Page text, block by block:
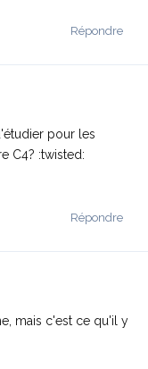
Répondre
pour les
C4? :twisted:
Répondre
mais c'est ce qu'il y